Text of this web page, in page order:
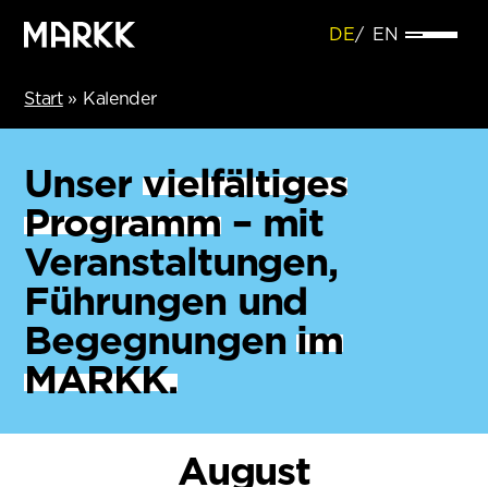
DE EN
Start» Kalender
Unser vielfältiges
Programm– mit
Veranstaltungen,
Führungen und
Begegnungenim
MARKK.
August